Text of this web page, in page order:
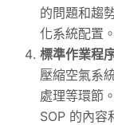
的問題和趨
化系統配置。
標準作業程
壓縮空氣系
處理等環節
SOP 的內容